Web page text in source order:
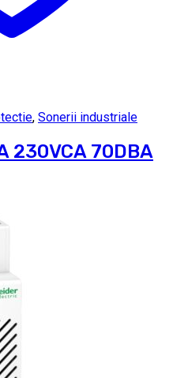
, Sonerii industriale
230VCA 70DBA